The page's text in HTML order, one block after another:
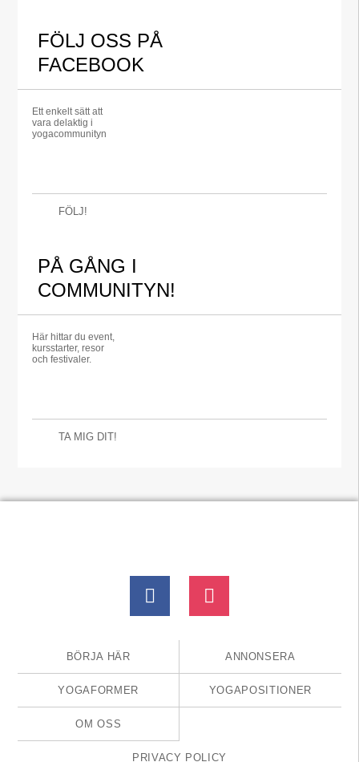
FÖLJ OSS PÅ
FACEBOOK
Ett enkelt sätt att
vara delaktig i
yogacommunityn
FÖLJ!
PÅ GÅNG I
COMMUNITYN!
Här hittar du event,
kursstarter, resor
och festivaler.
TA MIG DIT!
BÖRJA HÄR ANNONSERA
YOGAFORMER YOGAPOSITIONER
OM OSS
PRIVACY POLICY